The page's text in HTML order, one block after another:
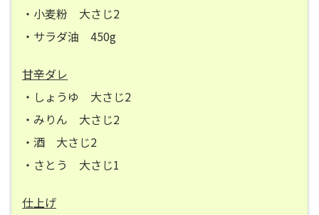
・小麦粉 大さじ2
・サラダ油 450g
甘辛ダレ
・しょうゆ 大さじ2
・みりん 大さじ2
・酒 大さじ2
・さとう 大さじ1
仕上げ